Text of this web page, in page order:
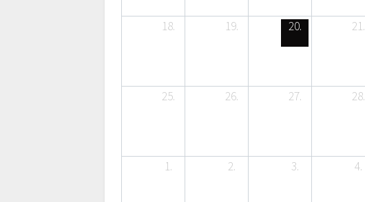
18. 19. 20. 21.
25. 26. 27. 28.
1. 2. 3. 4.